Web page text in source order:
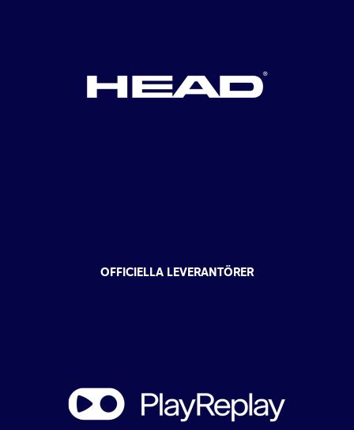
OFFICIELLA LEVERANTÖRER